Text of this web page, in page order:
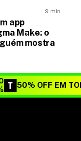
9 min
app
Make: o
mostra
50% OFF EM